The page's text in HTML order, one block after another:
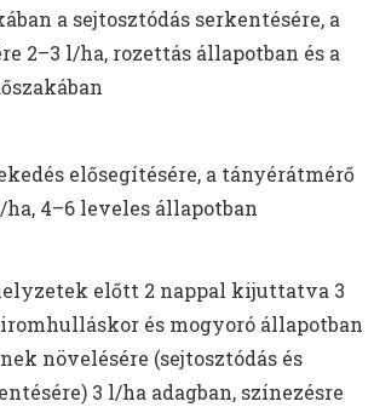
a sejtosztódás serkentésére, a
2–3 l/ha, rozettás állapotban és a
elősegítésére, a tányérátmérő
ha, 4–6 leveles állapotban
előtt 2 nappal kijuttatva 3
és mogyoró állapotban
növelésére (sejtosztódás és
3 l/ha adagban, színezésre